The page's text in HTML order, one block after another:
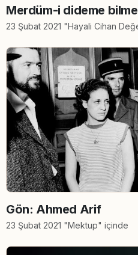
Merdüm-i dideme
23 Şubat 2021 "Hayali Cihan
Gön: Ahmed Arif
23 Şubat 2021 "Mektup" içinde